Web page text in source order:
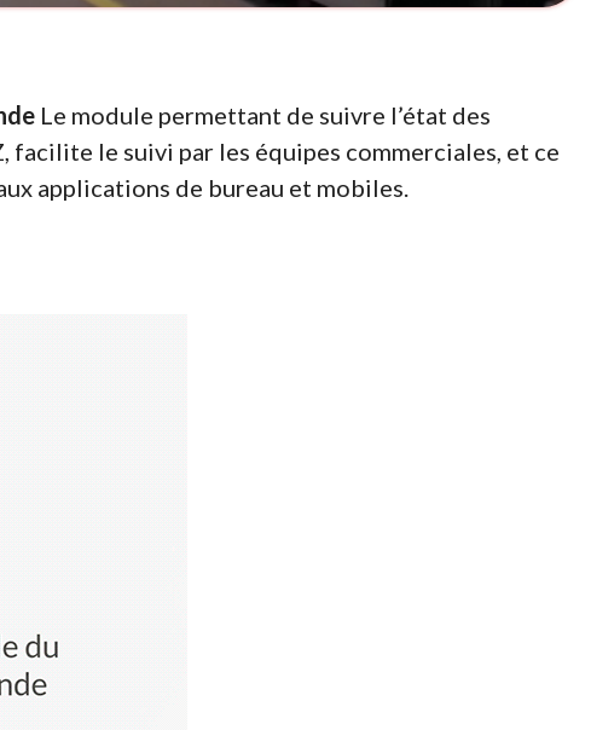
Le module permettant de suivre l’état des
facilite le suivi par les équipes commerciales, et ce
applications de bureau et mobiles.